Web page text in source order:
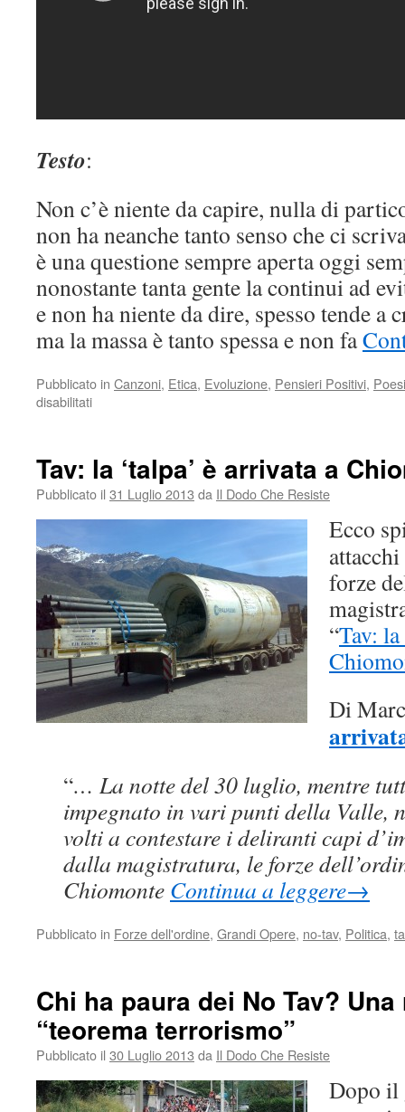
Testo:
Non c’è niente da capire, nulla di
non ha neanche tanto senso che ci
è una questione sempre aperta oggi
nonostante tanta gente la continui ad
e non ha niente da dire, spesso tende a
ma la massa è tanto spessa e non fa
Pubblicato in Canzoni, Etica, Evoluzione, Pensieri Positivi,
disabilitatisu
alle
persone.
collettivamente
arriverà
Tav: la ‘talpa’ è arrivata a
Pubblicato il 31 Luglio 2013 da Il Dodo Che Resiste
Ecco
forze
“Tav:
Di
“… La notte del 30 luglio, mentre
impegnato in vari punti della Valle,
volti a contestare i deliranti capi
dalla magistratura, le forze
Chiomonte Continua a leggere→
Pubblicato in Forze dell'ordine, Grandi Opere, no-tav, Politica,
Chi ha paura dei No Tav?
“teorema terrorismo”
Pubblicato il 30 Luglio 2013 da Il Dodo Che Resiste
Dopo il